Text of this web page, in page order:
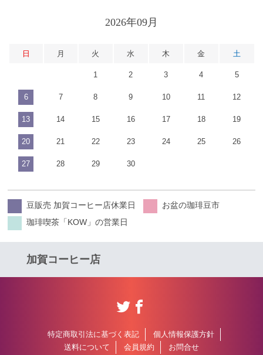
2026年09月
日 月 火 水 木 金 土
1 2 3 4 5
6 7 8 9 10 11 12
13 14 15 16 17 18 19
20 21 22 23 24 25 26
27 28 29 30
豆販売 加賀コーヒー店休業日
お盆の珈琲豆市
珈琲喫茶「KOW」の営業日
加賀コーヒー店
特定商取引法に基づく表記
個人情報保護方針
送料について
会員規約 お問合せ